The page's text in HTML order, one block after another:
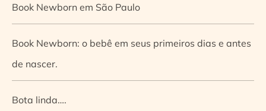
Book Newborn em São Paulo
Book Newborn: o bebê em seus primeiros dias e antes
de nascer.
Bota linda….